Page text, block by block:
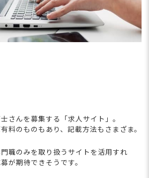
さんを募集する「求人サイト」。
料のものもあり、記載方法もさまざま。
職のみを取り扱うサイトを活用すれ
が期待できそうです。